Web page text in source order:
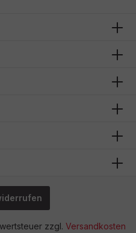
zzgl. Versandkosten